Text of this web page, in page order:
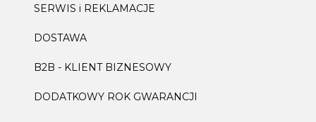
SERWIS i REKLAMACJE
DOSTAWA
B2B - KLIENT BIZNESOWY
DODATKOWY ROK GWARANCJI